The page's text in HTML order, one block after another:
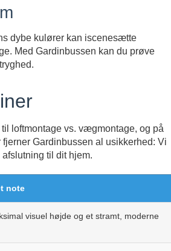
dybe kulører kan iscenesætte
Med Gardinbussen kan du prøve
loftmontage vs. vægmontage, og på
Gardinbussen al usikkerhed: Vi
til dit hjem.
note
visuel højde og et stramt, moderne